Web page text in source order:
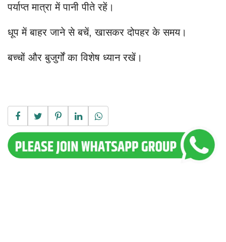
पर्याप्त मात्रा में पानी पीते रहें।
धूप में बाहर जाने से बचें, खासकर दोपहर के समय।
बच्चों और बुजुर्गों का विशेष ध्यान रखें।